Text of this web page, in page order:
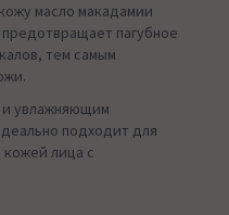
масло макадамии
пагубное
тем самым
и увлажняющим
подходит для
лица с